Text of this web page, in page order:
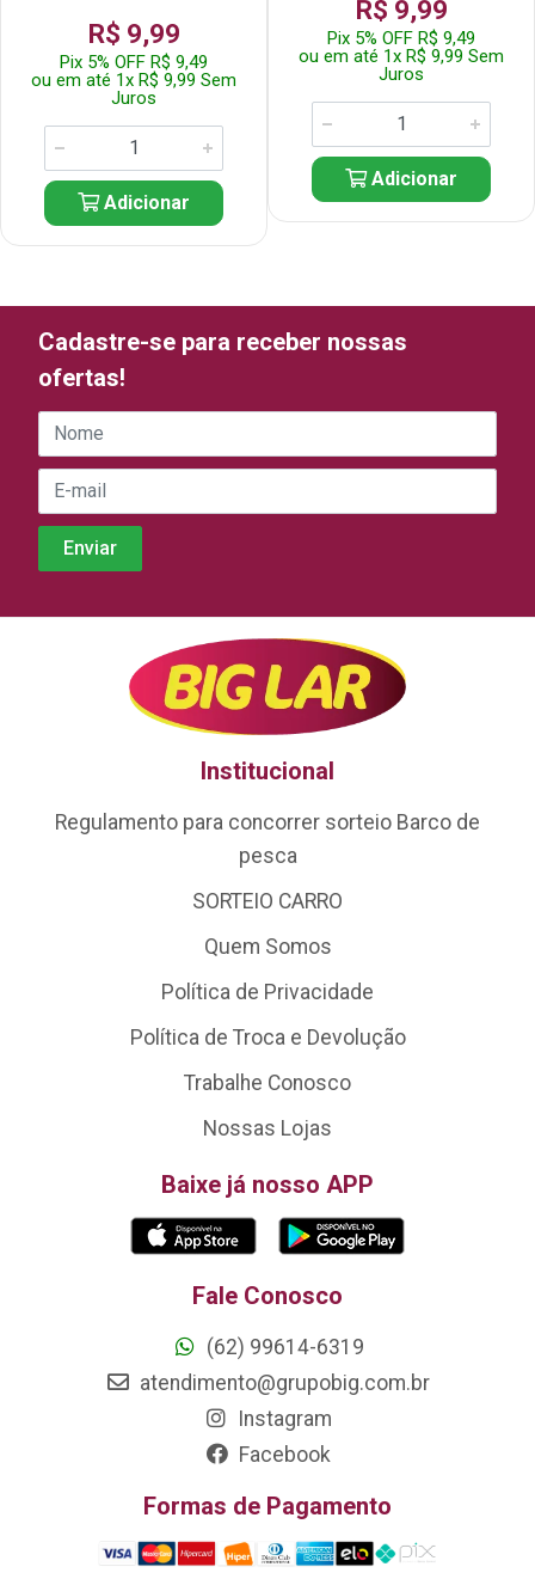
R$ 9,99
Pix 5% OFF R$ 9,49
ou em até 1x R$ 9,99 Sem
Juros
Adicionar
R$ 9,99
Pix 5% OFF R$ 9,49
ou em até 1x R$ 9,99 Sem
Juros
Adicionar
Cadastre-se para receber nossas
ofertas!
Institucional
Regulamento para concorrer sorteio Barco de
pesca
SORTEIO CARRO
Quem Somos
Política de Privacidade
Política de Troca e Devolução
Trabalhe Conosco
Nossas Lojas
Baixe já nosso APP
Fale Conosco
(62) 99614-6319
atendimento@grupobig.com.br
Instagram
Facebook
Formas de Pagamento